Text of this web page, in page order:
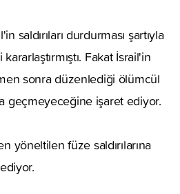
saldırıları durdurması şartıyla
Fakat İsrail'in
sonra düzenlediği ölümcül
geçmeyeceğine işaret ediyor.
yöneltilen füze saldırılarına